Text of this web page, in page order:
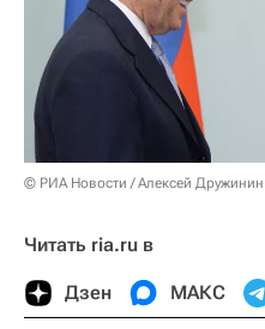
© РИА Новости / Алексей Дружинин
Читать ria.ru в
Дзен МАКС